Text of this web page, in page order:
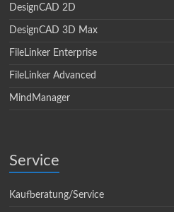
DesignCAD 2D
DesignCAD 3D Max
FileLinker Enterprise
FileLinker Advanced
MindManager
Service
Kaufberatung/Service